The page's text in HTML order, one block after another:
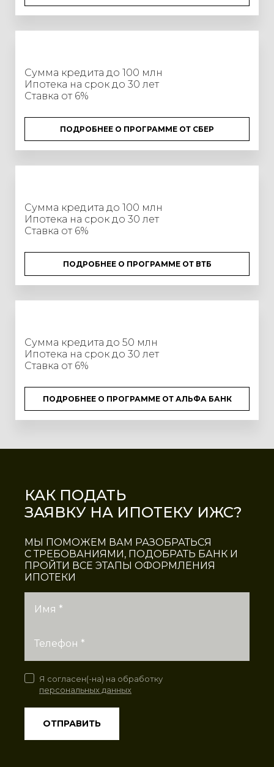
Сумма кредита до 100 млн
Ипотека на срок до 30 лет
Ставка от 6%
ПОДРОБНЕЕ О ПРОГРАММЕ ОТ СБЕР
Сумма кредита до 100 млн
Ипотека на срок до 30 лет
Ставка от 6%
ПОДРОБНЕЕ О ПРОГРАММЕ ОТ ВТБ
Сумма кредита до 50 млн
Ипотека на срок до 30 лет
Ставка от 6%
ПОДРОБНЕЕ О ПРОГРАММЕ ОТ АЛЬФА БАНК
КАК ПОДАТЬ
ЗАЯВКУ НА ИПОТЕКУ ИЖС?
МЫ ПОМОЖЕМ ВАМ РАЗОБРАТЬСЯ
С ТРЕБОВАНИЯМИ, ПОДОБРАТЬ БАНК И
ПРОЙТИ ВСЕ ЭТАПЫ ОФОРМЛЕНИЯ
ИПОТЕКИ
Имя *
Телефон *
ОТПРАВИТЬ
Я согласен(-на) на обработку
персональных данных